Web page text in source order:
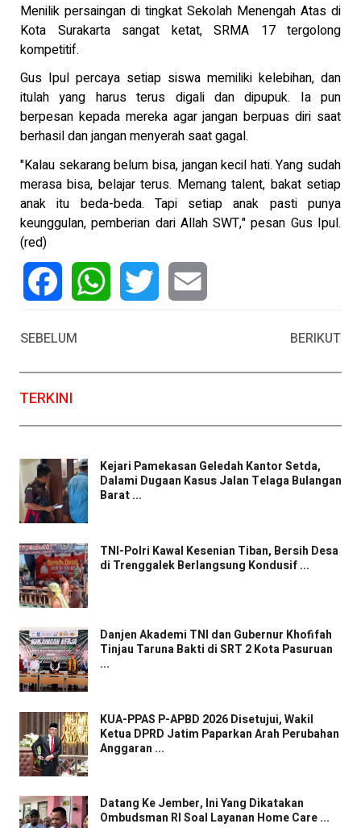
Menilik persaingan di tingkat Sekolah Menengah Atas di
Kota Surakarta sangat ketat, SRMA 17 tergolong
kompetitif.
Gus Ipul percaya setiap siswa memiliki kelebihan, dan
itulah yang harus terus digali dan dipupuk. Ia pun
berpesan kepada mereka agar jangan berpuas diri saat
berhasil dan jangan menyerah saat gagal.
"Kalau sekarang belum bisa, jangan kecil hati. Yang sudah
merasa bisa, belajar terus. Memang talent, bakat setiap
anak itu beda-beda. Tapi setiap anak pasti punya
keunggulan, pemberian dari Allah SWT," pesan Gus Ipul.
(red)
SEBELUM
BERIKUT
TERKINI
Kejari Pamekasan Geledah Kantor Setda,
Dalami Dugaan Kasus Jalan Telaga Bulangan
Barat ...
TNI-Polri Kawal Kesenian Tiban, Bersih Desa
di Trenggalek Berlangsung Kondusif ...
Danjen Akademi TNI dan Gubernur Khofifah
Tinjau Taruna Bakti di SRT 2 Kota Pasuruan
...
KUA-PPAS P-APBD 2026 Disetujui, Wakil
Ketua DPRD Jatim Paparkan Arah Perubahan
Anggaran ...
Datang Ke Jember, Ini Yang Dikatakan
Ombudsman RI Soal Layanan Home Care ...